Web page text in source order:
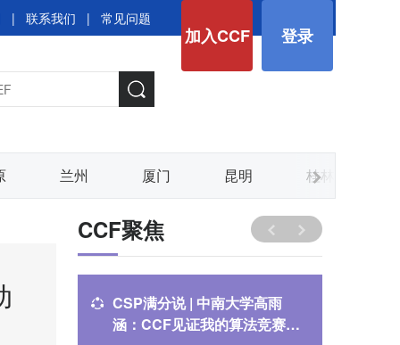
加入CCF 登录
| 联系我们 | 常见问题
兰州 厦门 昆明 桂林
CCF聚焦
CSP满分说 | 中南大学高雨
涵：CCF见证我的算法竞赛成